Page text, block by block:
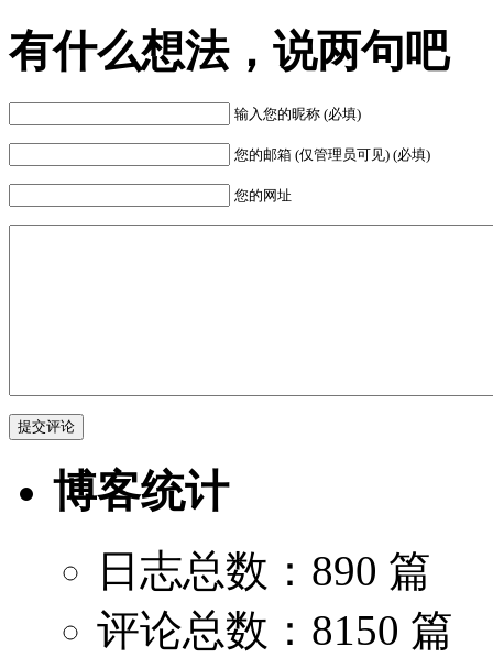
有什么想法，说两句吧
输入您的昵称 (必填)
您的邮箱 (仅管理员可见) (必填)
您的网址
博客统计
日志总数：890 篇
评论总数：8150 篇